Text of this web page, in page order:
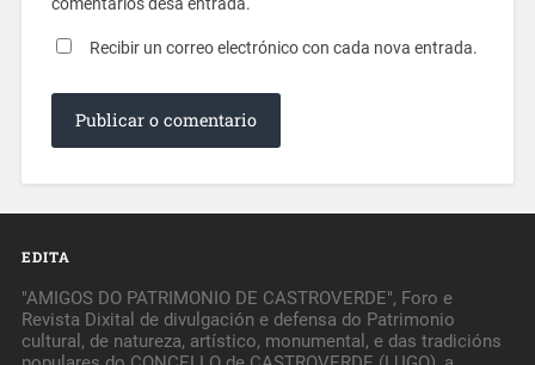
Recibir un correo electrónico con cada nova entrada.
EDITA
"AMIGOS DO PATRIMONIO DE CASTROVERDE", Foro e
Revista Dixital de divulgación e defensa do Patrimonio
cultural, de natureza, artístico, monumental, e das tradicións